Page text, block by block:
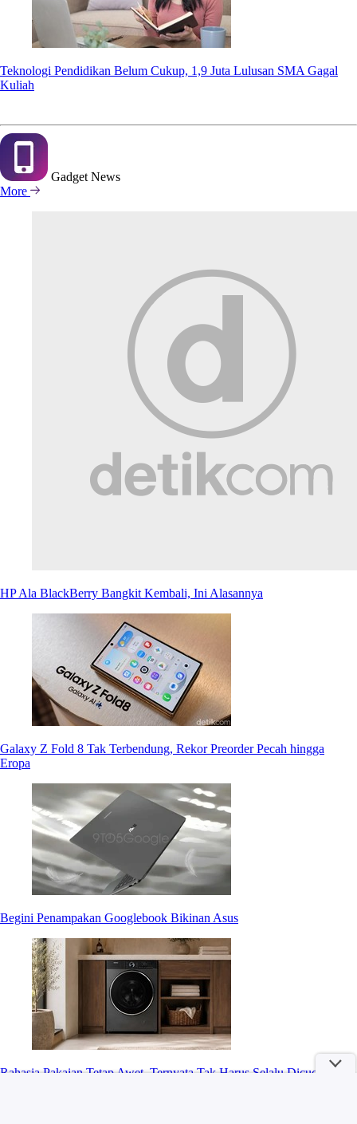
Teknologi Pendidikan Belum Cukup, 1,9 Juta Lulusan SMA Gagal
Kuliah
Gadget News
More
HP Ala BlackBerry Bangkit Kembali, Ini Alasannya
Galaxy Z Fold 8 Tak Terbendung, Rekor Preorder Pecah hingga
Eropa
Begini Penampakan Googlebook Bikinan Asus
Rahasia Pakaian Tetap Awet, Ternyata Tak Harus Selalu Dicuci Air